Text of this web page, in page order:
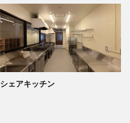
シェアキッチン